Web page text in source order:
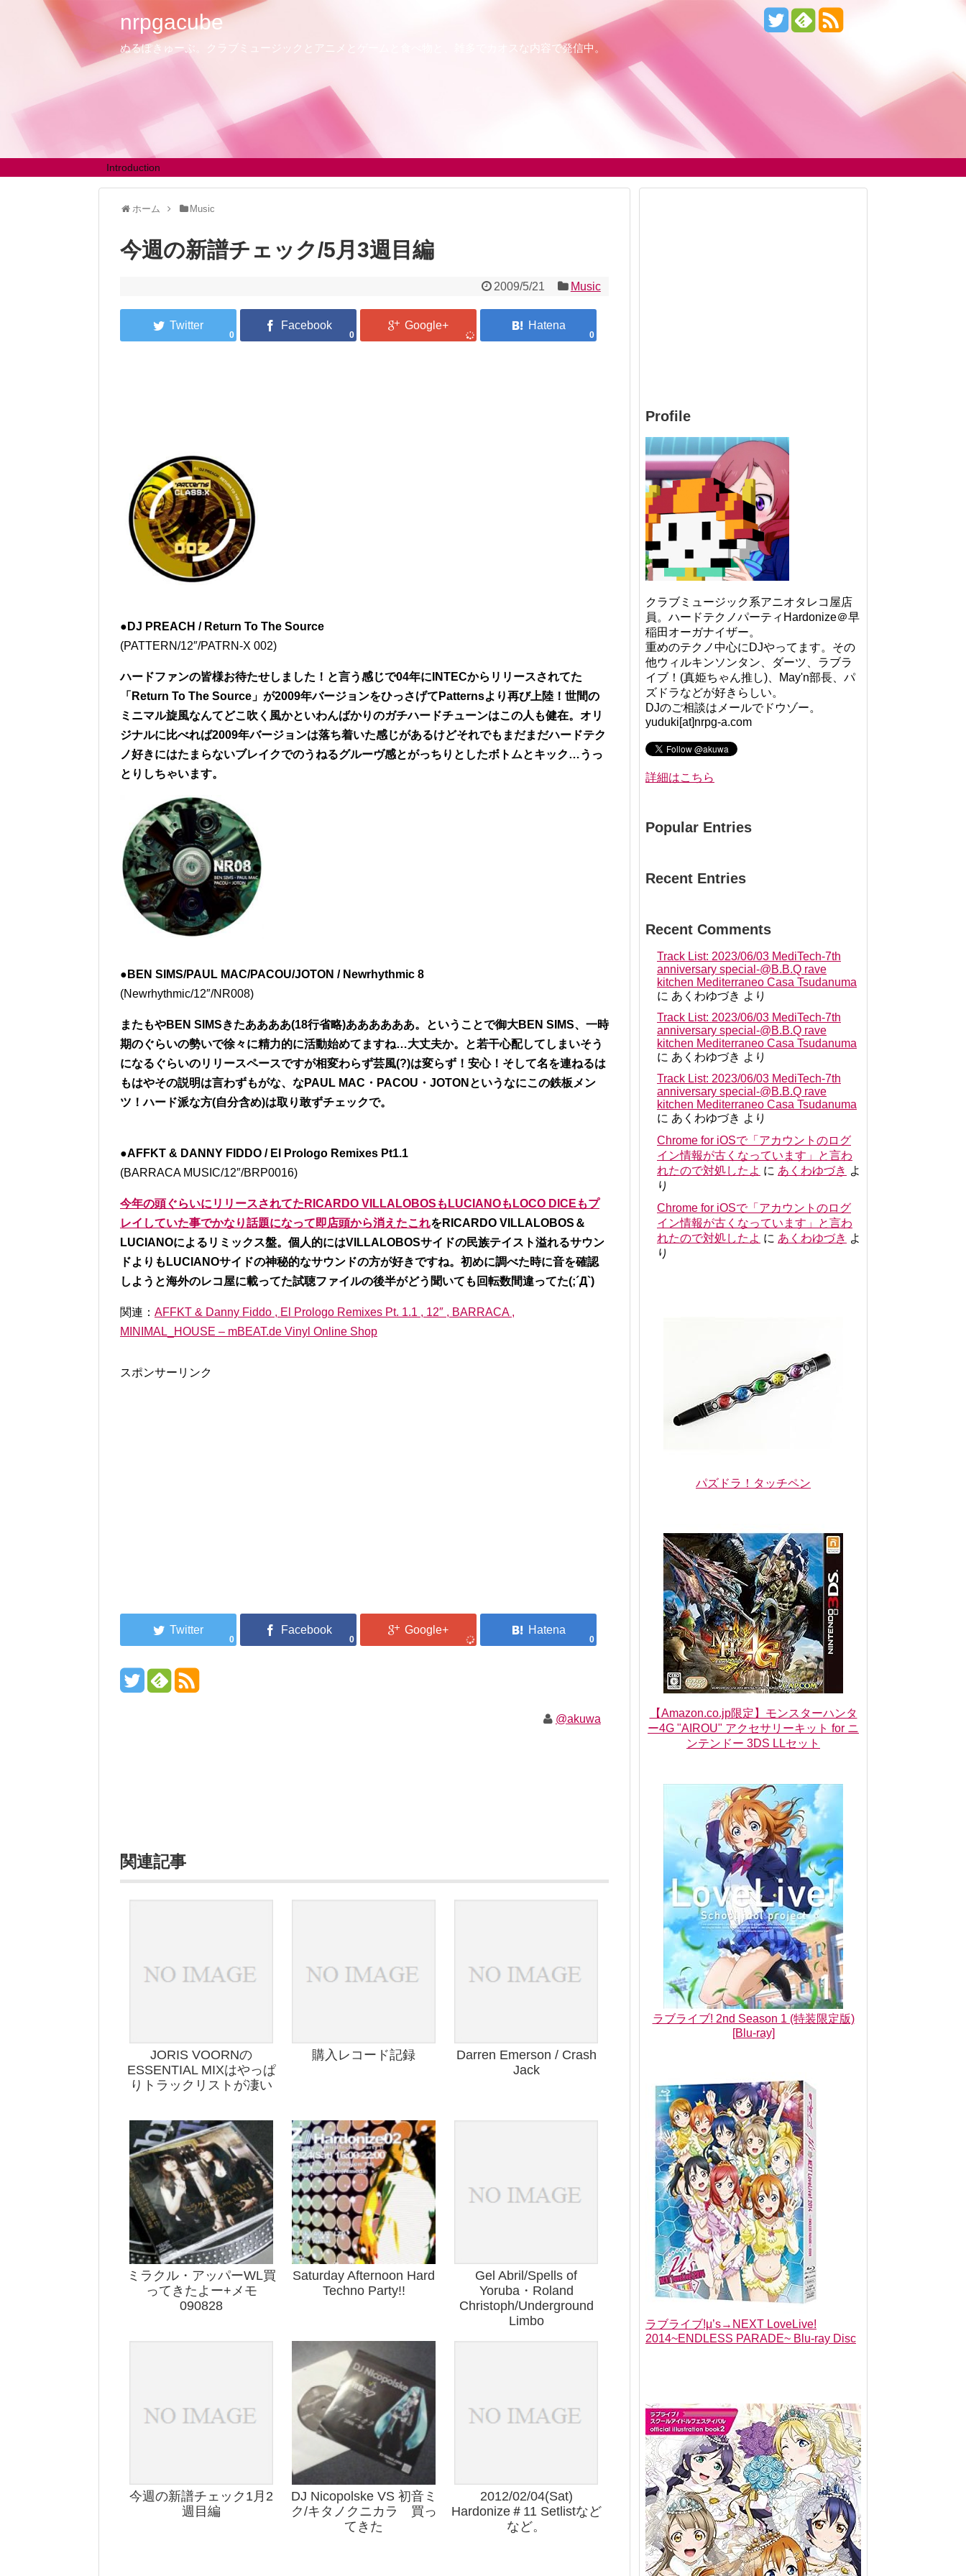
nrpgacube
ぬるぽきゅーぶ。クラブミュージックとアニメとゲームと食べ物と、雑多でカオスな内容で発信中。
Introduction
ホーム Music
今週の新譜チェック/5月3週目編
2009/5/21 Music
0 0 0
●DJ PREACH / Return To The Source
(PATTERN/12″/PATRN-X 002)
ハードファンの皆様お待たせしました！と言う感じで04年にINTECからリリースされてた
「Return To The Source」が2009年バージョンをひっさげてPatternsより再び上陸！世間の
ミニマル旋風なんてどこ吹く風かといわんばかりのガチハードチューンはこの人も健在。オリ
ジナルに比べれば2009年バージョンは落ち着いた感じがあるけどそれでもまだまだハードテク
ノ好きにはたまらないブレイクでのうねるグルーヴ感とがっちりとしたボトムとキック…うっ
とりしちゃいます。
●BEN SIMS/PAUL MAC/PACOU/JOTON / Newrhythmic 8
(Newrhythmic/12″/NR008)
またもやBEN SIMSきたああああ(18行省略)ああああああ。ということで御大BEN SIMS、一時
期のぐらいの勢いで徐々に精力的に活動始めてますね…大丈夫か。と若干心配してしまいそう
になるぐらいのリリースペースですが相変わらず芸風(?)は変らず！安心！そして名を連ねるは
もはやその説明は言わずもがな、なPAUL MAC・PACOU・JOTONというなにこの鉄板メン
ツ！ハード派な方(自分含め)は取り敢ずチェックで。
●AFFKT & DANNY FIDDO / El Prologo Remixes Pt1.1
(BARRACA MUSIC/12″/BRP0016)
今年の頭ぐらいにリリースされてたRICARDO VILLALOBOSもLUCIANOもLOCO DICEもプ
レイしていた事でかなり話題になって即店頭から消えたこれをRICARDO VILLALOBOS＆
LUCIANOによるリミックス盤。個人的にはVILLALOBOSサイドの民族テイスト溢れるサウン
ドよりもLUCIANOサイドの神秘的なサウンドの方が好きですね。初めに調べた時に音を確認
しようと海外のレコ屋に載ってた試聴ファイルの後半がどう聞いても回転数間違ってた(;´Д`)
関連： AFFKT & Danny Fiddo , El Prologo Remixes Pt. 1.1 , 12″ , BARRACA ,
MINIMAL_HOUSE – mBEAT.de Vinyl Online Shop
スポンサーリンク
0 0 0
@akuwa
関連記事
JORIS VOORNの
ESSENTIAL MIXはやっぱ
りトラックリストが凄い
購入レコード記録
Darren Emerson / Crash
Jack
ミラクル・アッパーWL買
ってきたよー+メモ
090828
Saturday Afternoon Hard
Techno Party!!
Gel Abril/Spells of
Yoruba・Roland
Christoph/Underground
Limbo
今週の新譜チェック1月2
週目編
DJ Nicopolske VS 初音ミ
ク/キタノクニカラ 買っ
てきた
2012/02/04(Sat)
Hardonize＃11 Setlistなど
など。
Profile
クラブミュージック系アニオタレコ屋店
員。ハードテクノパーティHardonize＠早
稲田オーガナイザー。
重めのテクノ中心にDJやってます。その
他ウィルキンソンタン、ダーツ、ラブラ
イブ！(真姫ちゃん推し)、May'n部長、パ
ズドラなどが好きらしい。
DJのご相談はメールでドウゾー。
yuduki[at]nrpg-a.com
詳細はこちら
Popular Entries
Recent Entries
Recent Comments
Track List: 2023/06/03 MediTech-7th
anniversary special-@B.B.Q rave
kitchen Mediterraneo Casa Tsudanuma
に あくわゆづき より
Track List: 2023/06/03 MediTech-7th
anniversary special-@B.B.Q rave
kitchen Mediterraneo Casa Tsudanuma
に あくわゆづき より
Track List: 2023/06/03 MediTech-7th
anniversary special-@B.B.Q rave
kitchen Mediterraneo Casa Tsudanuma
に あくわゆづき より
Chrome for iOSで「アカウントのログ
イン情報が古くなっています」と言わ
れたので対処したよ に あくわゆづき よ
り
Chrome for iOSで「アカウントのログ
イン情報が古くなっています」と言わ
れたので対処したよ に あくわゆづき よ
り
パズドラ！タッチペン
【Amazon.co.jp限定】モンスターハンタ
ー4G "AIROU" アクセサリーキット for ニ
ンテンドー 3DS LLセット
ラブライブ! 2nd Season 1 (特装限定版)
[Blu-ray]
ラブライブ!μ’s→NEXT LoveLive!
2014~ENDLESS PARADE~ Blu-ray Disc